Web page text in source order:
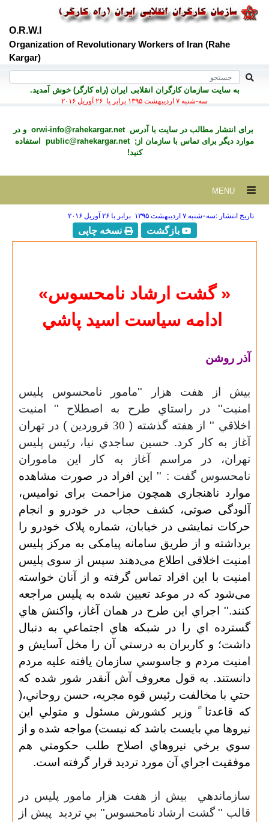
O.R.W.I
Organization of Revolutionary Workers of Iran (Rahe
Kargar)
به سايت سازمان کارگران انقلابی ايران (راه کارگر) خوش آمديد.
سه-شنبه ۷ ارديبهشت ۱۳۹۵ برابر با ۲۶ آوريل ۲۰۱۶
برای انتشار مطالب در سايت با آدرسorwi-info@rahekargar.net و در
موارد ديگر برای تماس با سازمان از;public@rahekargar.net
استفاده
کنید!
تاریخ انتشار :سه-شنبه ۷ ارديبهشت ۱۳۹۵ برابر با ۲۶ آوريل ۲۰۱۶
بازگشت نسخه چاپی
« گشت ارشاد نامحسوس»
ادامه سياست اسيد پاشي
آذر روشن
بيش از هفت هزار ''مامور نامحسوس پليس
امنيت'' در راستاي طرح به اصطلاح '' امنيت
اخلاقي '' از هفته گذشته ( 30 فروردين ) در تهران
آغاز به كار كرد. حسين ساجدي نيا، رئيس پليس
تهران، در مراسم آغاز به كار اين ماموران
نامحسوس گفت : '' این افراد در صورت مشاهده
موارد ناهنجاری همچون مزاحمت برای نوامیس،
آلودگی صوتی، کشف حجاب در خودرو و انجام
حرکات نمایشی در خیابان، شماره پلاک خودرو را
برداشته و از طریق سامانه پیامکی به مرکز پلیس
امنیت اخلاقی اطلاع می‌دهند سپس از سوی پلیس
امنیت با این افراد تماس گرفته و از آنان خواسته
می‌شود که در موعد تعیین شده به پلیس مراجعه
کنند.'' اجراي اين طرح در همان آغاز، واكنش هاي
گسترده اي را در شبكه هاي اجتماعي به دنبال
داشت؛ و كاربران به درستي آن را مخل آسايش و
امنيت مردم و جاسوسي سازمان يافته عليه مردم
دانستند. به قول معروف آش آنقدر شور شده كه
حتي با مخالفت رئيس قوه مجريه، حسن روحاني،(
كه قاعدتا ً وزير كشورش مسئول و متولي اين
نيروها مي بايست باشد كه نيست) مواجه شده و از
سوي برخي نيروهاي اصلاح طلب حكومتي هم
موفقيت اجراي آن مورد ترديد قرار گرفته است.
سازماندهي
بيش از هفت هزار مامور پليس در
قالب '' گشت ارشاد نامحسوس'' بي ترديد
پيش از